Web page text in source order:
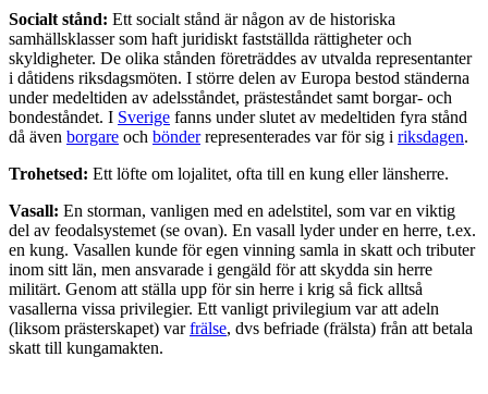
Socialt stånd: Ett socialt stånd är någon av de historiska
samhällsklasser som haft juridiskt fastställda rättigheter och
skyldigheter. De olika stånden företräddes av utvalda representanter
i dåtidens riksdagsmöten. I större delen av Europa bestod ständerna
under medeltiden av adelsståndet, prästeståndet samt borgar- och
bondeståndet. I Sverige fanns under slutet av medeltiden fyra stånd
då även borgare och bönderrepresenterades var för sig i riksdagen.
Trohetsed: Ett löfte om lojalitet, ofta till en kung eller länsherre.
Vasall: En storman, vanligen med en adelstitel, som var en viktig
del av feodalsystemet (se ovan). En vasall lyder under en herre, t.ex.
en kung. Vasallen kunde för egen vinning samla in skatt och tributer
inom sitt län, men ansvarade i gengäld för att skydda sin herre
militärt. Genom att ställa upp för sin herre i krig så fick alltså
vasallerna vissa privilegier. Ett vanligt privilegium var att adeln
(liksom prästerskapet) varfrälse, dvs befriade (frälsta) från att betala
skatt till kungamakten.